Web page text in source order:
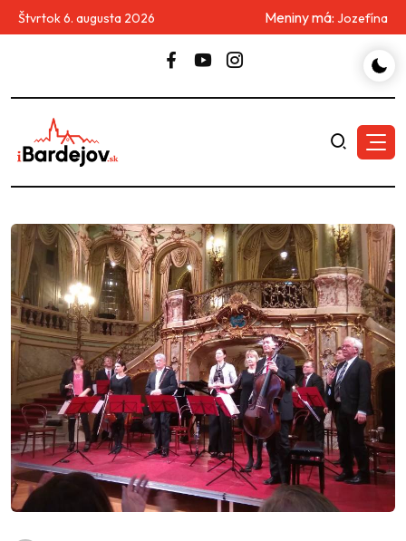
Štvrtok 6. augusta 2026 Meniny má: Jozefína